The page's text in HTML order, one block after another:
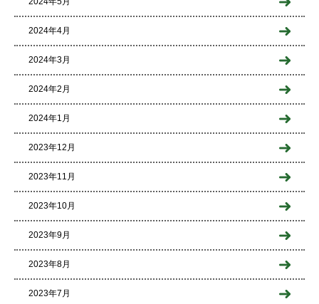
2024年4月
2024年3月
2024年2月
2024年1月
2023年12月
2023年11月
2023年10月
2023年9月
2023年8月
2023年7月